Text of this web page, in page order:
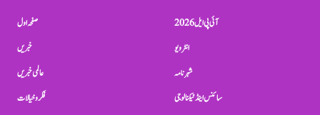
صفحہ اول
خبریں
عالمی خبریں
فکر و خیالات
آئی پی ایل 2026
انٹرویو
شہرنامہ
سائنس اینڈ ٹیکنالوجی